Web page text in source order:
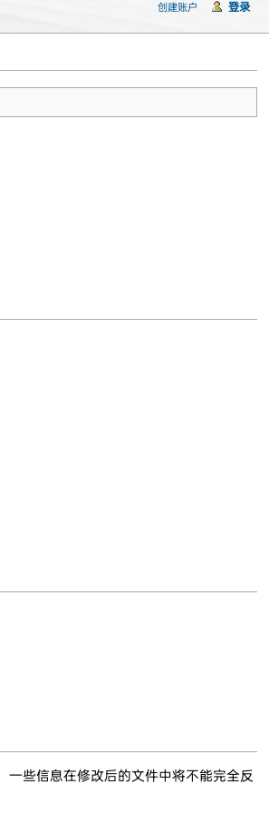
些信息在修改后的文件中将不能完全反
创建账户 登录